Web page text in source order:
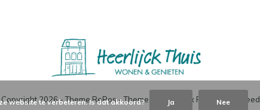
2026- Theme RePos - Theme By DMWS x Plus+ -RSS-feed
website te verbeteren. Is dat akkoord? Ja Nee